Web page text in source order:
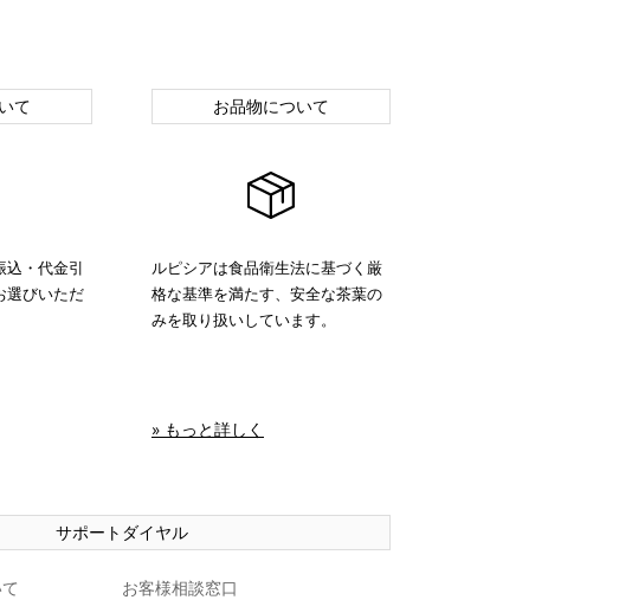
て
込・代金引
選びいただ
お品物について
ルピシアは食品衛生法に基づく厳
格な基準を満たす、安全な茶葉の
みを取り扱いしています。
» もっと詳しく
サポートダイヤル
お客様相談窓口